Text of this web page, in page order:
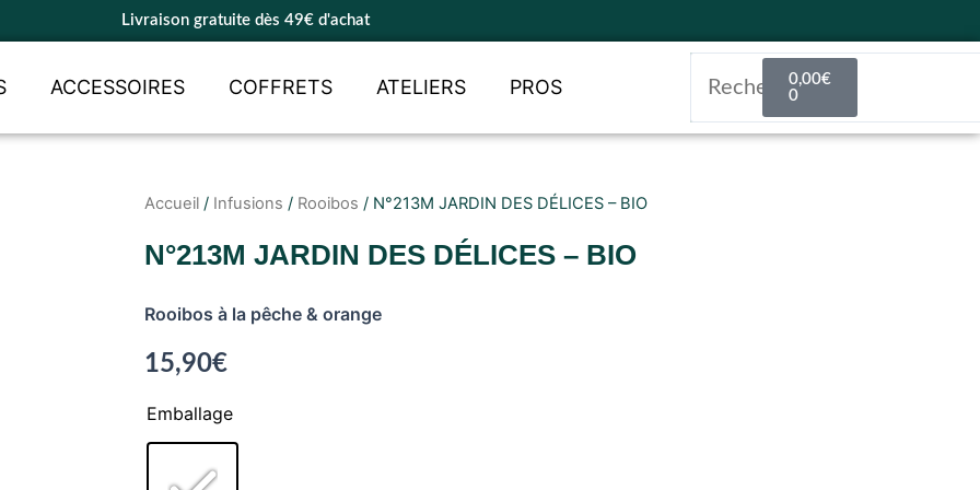
Livraison gratuite dès 49€ d'achat
ACCESSOIRES COFFRETS ATELIERS PROS 0,00€
0
Accueil / Infusions / Rooibos / N°213M JARDIN DES DÉLICES – BIO
N°213M JARDIN DES DÉLICES – BIO
Rooibos à la pêche & orange
15,90€
Emballage